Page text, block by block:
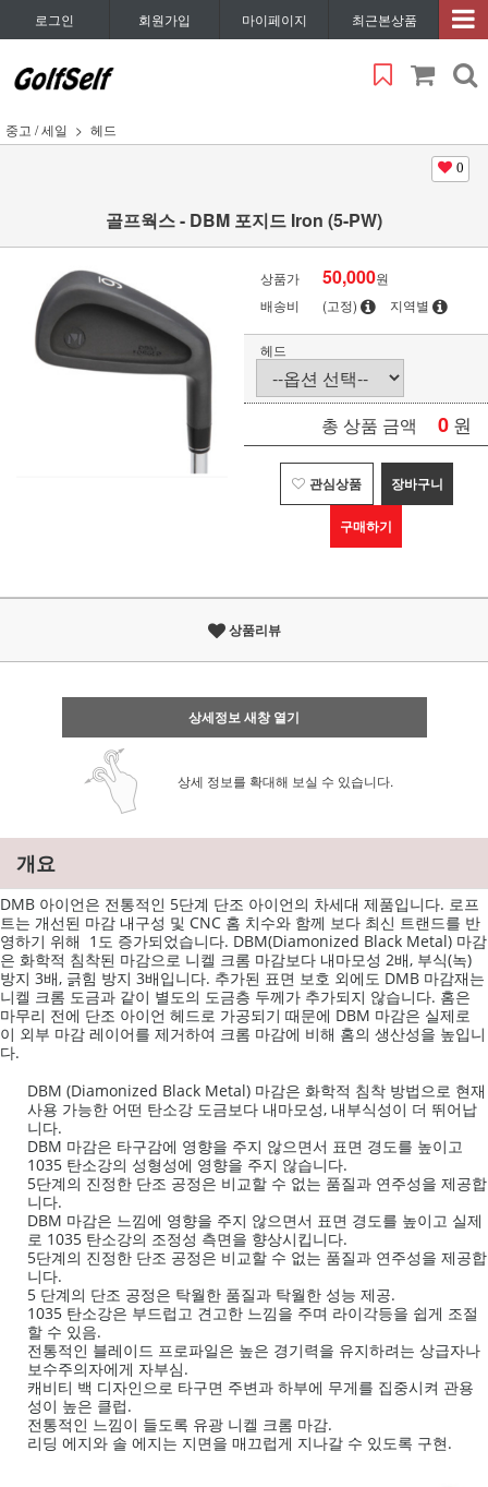
로그인 회원가입 마이페이지 최근본상품
중고 / 세일 헤드
0
골프웍스 - DBM 포지드 Iron (5-PW)
상품가 50,000원
배송비
(고정) 지역별
헤드
총 상품 금액 0 원
관심상품 장바구니
구매하기
상품리뷰
상세정보 새창 열기
상세 정보를 확대해 보실 수 있습니다.
개요
DMB 아이언은 전통적인 5단계 단조 아이언의 차세대 제품입니다. 로프
트는 개선된 마감 내구성 및 CNC 홈 치수와 함께 보다 최신 트랜드를 반
영하기 위해 1도 증가되었습니다. DBM(Diamonized Black Metal) 마감
은 화학적 침착된 마감으로 니켈 크롬 마감보다 내마모성 2배, 부식(녹)
방지 3배, 긁힘 방지 3배입니다. 추가된 표면 보호 외에도 DMB 마감재는
니켈 크롬 도금과 같이 별도의 도금층 두께가 추가되지 않습니다. 홈은
마무리 전에 단조 아이언 헤드로 가공되기 때문에 DBM 마감은 실제로
이 외부 마감 레이어를 제거하여 크롬 마감에 비해 홈의 생산성을 높입니
다.
DBM (Diamonized Black Metal) 마감은 화학적 침착 방법으로 현재
사용 가능한 어떤 탄소강 도금보다 내마모성, 내부식성이 더 뛰어납
니다.
DBM 마감은 타구감에 영향을 주지 않으면서 표면 경도를 높이고
1035 탄소강의 성형성에 영향을 주지 않습니다.
5단계의 진정한 단조 공정은 비교할 수 없는 품질과 연주성을 제공합
니다.
DBM 마감은 느낌에 영향을 주지 않으면서 표면 경도를 높이고 실제
로 1035 탄소강의 조정성 측면을 향상시킵니다.
5단계의 진정한 단조 공정은 비교할 수 없는 품질과 연주성을 제공합
니다.
5 단계의 단조 공정은 탁월한 품질과 탁월한 성능 제공.
1035 탄소강은 부드럽고 견고한 느낌을 주며 라이각등을 쉽게 조절
할 수 있음.
전통적인 블레이드 프로파일은 높은 경기력을 유지하려는 상급자나
보수주의자에게 자부심.
캐비티 백 디자인으로 타구면 주변과 하부에 무게를 집중시켜 관용
성이 높은 클럽.
전통적인 느낌이 들도록 유광 니켈 크롬 마감.
리딩 에지와 솔 에지는 지면을 매끄럽게 지나갈 수 있도록 구현.